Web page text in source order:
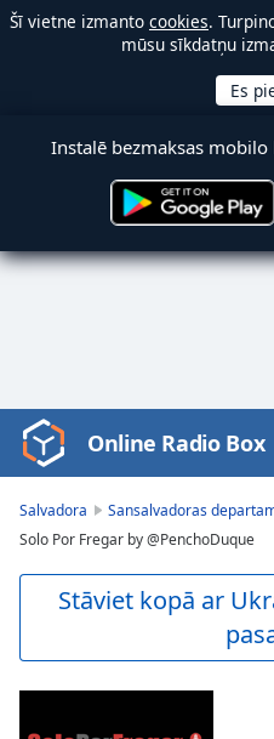
Šī vietne izmanto cookies.
mūsu sīkdatņu
Instalē bezmaksas
Video
Player
loading.
Video
Backward
Online Radio Box
Salvadora Sansalvadoras
Solo Por Fregar by @PenchoDuque
Stāviet kopā ar